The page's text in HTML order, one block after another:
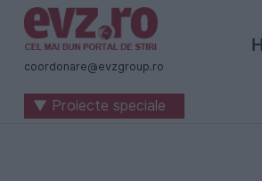
Știri
naționale
internaționale
coordonare@evzgroup.ro
▼ Proiecte speciale